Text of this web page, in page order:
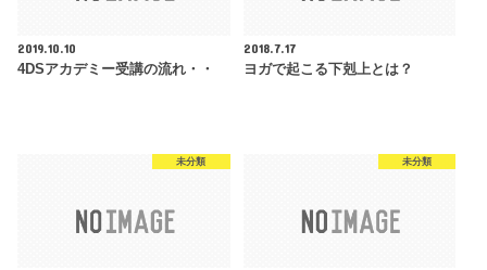
2019.10.10
4DSアカデミー受講の流れ・・
2018.7.17
ヨガで起こる下剋上とは？
未分類 未分類